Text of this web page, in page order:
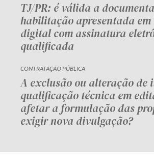
TJ/PR: é válida a
habilitação apresentada em
digital com assinatura
qualificada
CONTRATAÇÃO PÚBLICA
A exclusão ou alteração de
qualificação técnica em
afetar a formulação das
exigir nova divulgação?